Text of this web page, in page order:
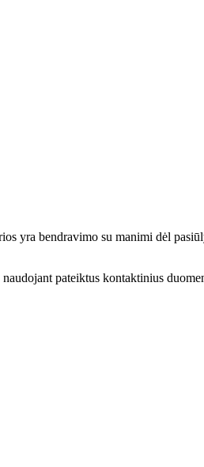
yra bendravimo su manimi dėl
pateiktus kontaktinius